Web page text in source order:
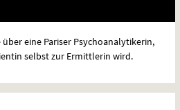
eine Pariser Psychoanalytikerin,
selbst zur Ermittlerin wird.